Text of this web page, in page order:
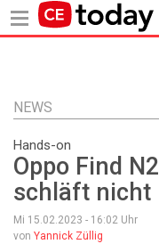
Inhalt
NEWS
Hands-on
Oppo Find
schläft nicht
Mi 15.02.2023 - 16:02 Uhr
von Yannick Züllig